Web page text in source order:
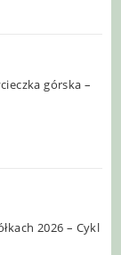
górska –
2026 – Cykl